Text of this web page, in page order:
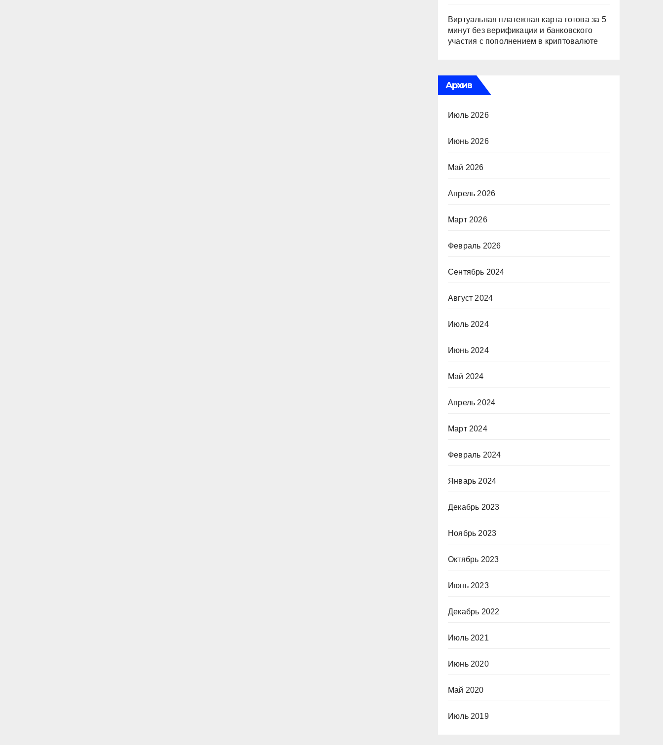
Виртуальная платежная карта готова за 5
минут без верификации и банковского
участия с пополнением в криптовалюте
Архив
Июль 2026
Июнь 2026
Май 2026
Апрель 2026
Март 2026
Февраль 2026
Сентябрь 2024
Август 2024
Июль 2024
Июнь 2024
Май 2024
Апрель 2024
Март 2024
Февраль 2024
Январь 2024
Декабрь 2023
Ноябрь 2023
Октябрь 2023
Июнь 2023
Декабрь 2022
Июль 2021
Июнь 2020
Май 2020
Июль 2019